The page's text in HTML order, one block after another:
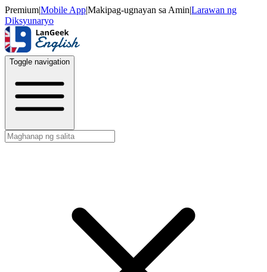
Premium|Mobile App|Makipag-ugnayan sa Amin|Larawan ng
Diksyunaryo
Toggle navigation